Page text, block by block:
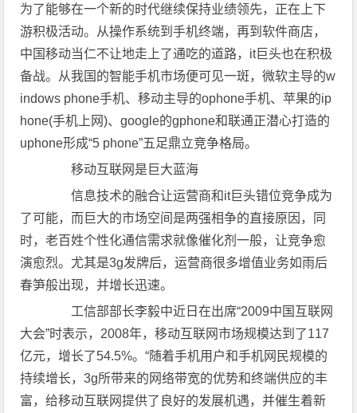
为了能够在一个新的时代继续保持业绩领先，正在上下
游积极活动。从操作系统到手机终端，再到软件商店，
中国移动当仁不让地走上了通吃的道路，it巨头也在积极
备战。从我国的智能手机市场便可见一斑，微软主导的w
indows phone手机、移动主导的ophone手机、苹果的ip
hone(手机上网)、google的gphone和联通正潜心打造的
uphone形成“5 phone”五足鼎立竞争格局。
移动互联网是巨大蓝海
信息技术的融合让运营商和it巨头错位竞争成为
了可能，而巨大的市场空间是两强相争的直接原因，同
时，老百姓个性化通信需求就像催化剂一般，让竞争愈
演愈烈。尤其是3g发牌后，运营商很多增值业务如雨后
春笋般出现，并增长迅速。
工信部部长李毅中近日在出席“2009中国互联网
大会”时表示，2008年，移动互联网市场规模达到了117
亿元，增长了54.5%。“随着手机用户和手机网民规模的
持续增长，3g所带来的网络带宽的优势和终端供应的丰
富，给移动互联网提供了良好的发展机遇，并催生着新